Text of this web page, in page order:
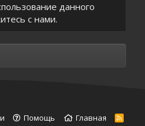
данного
с нами.
Помощь Главная
R